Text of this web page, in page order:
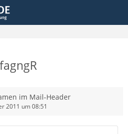
im Mail-Header
2011 um 08:51